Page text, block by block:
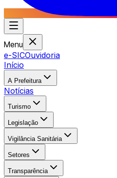
Menu
e-SICOuvidoria
Início
A Prefeitura
Notícias
Turismo
Legislação
Vigilância Sanitária
Setores
Transparência